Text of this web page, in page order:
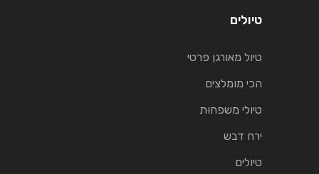
טיולים
טיול מאורגן פרטי
הכי מומלצים
טיולי משפחות
ירח דבש
טיולים